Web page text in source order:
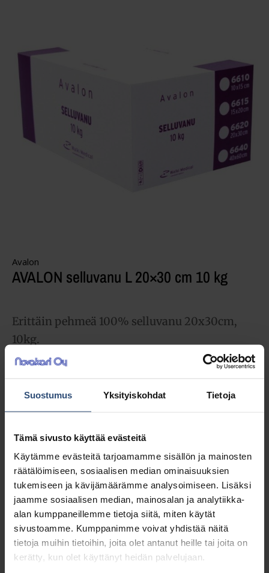
Suostumus Yksityiskohdat Tietoja
Tämä sivusto käyttää evästeitä
Käytämme evästeitä tarjoamamme sisällön ja mainosten
räätälöimiseen, sosiaalisen median ominaisuuksien
tukemiseen ja kävijämäärämme analysoimiseen. Lisäksi
jaamme sosiaalisen median, mainosalan ja analytiikka-
alan kumppaneillemme tietoja siitä, miten käytät
sivustoamme. Kumppanimme voivat yhdistää näitä
tietoja muihin tietoihin, joita olet antanut heille tai joita on
kerätty, kun olet käyttänyt heidän palvelujaan.
Avalon
AVALON selluvanu L 20×30 cm 10 kg
Erittäin pehmeä 100% selluvanu 20x30cm,
10kg.
(69,82€ sis. alv 25.5%)
Yhteensä: 55,63 €
Tuotetunnus (SKU):6620
Osasto:Kuitukangasliinat ja vanut
Kuvaus